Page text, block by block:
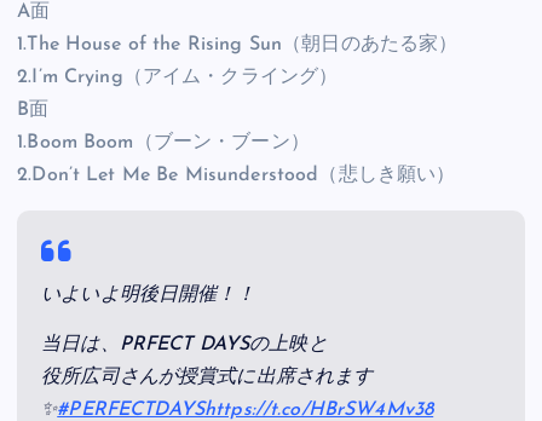
A面
1.The House of the Rising Sun（朝日のあたる家）
2.I’m Crying（アイム・クライング）
B面
1.Boom Boom（ブーン・ブーン）
2.Don’t Let Me Be Misunderstood（悲しき願い）
いよいよ明後日開催！！
当日は、PRFECT DAYSの上映と
役所広司さんが授賞式に出席されます
✨#PERFECTDAYShttps://t.co/HBrSW4Mv38